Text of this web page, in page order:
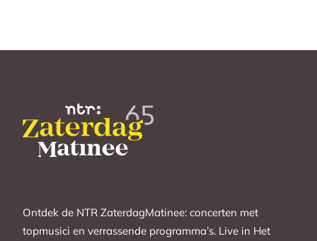
Ontdek de NTR ZaterdagMatinee: concerten met
topmusici en verrassende programma’s. Live in Het